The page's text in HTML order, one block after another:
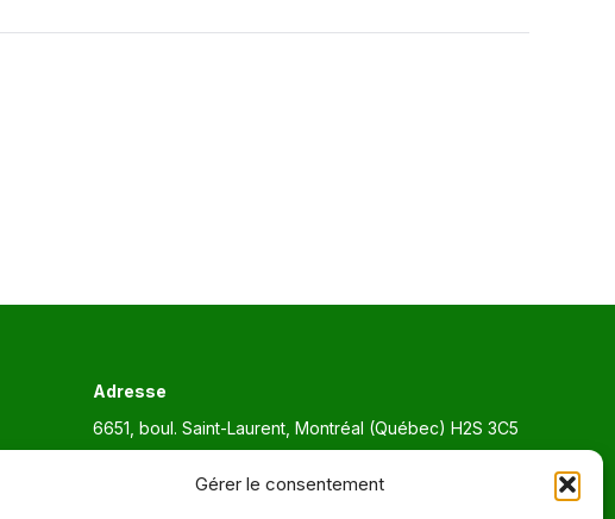
Gérer le consentement
Adresse
6651, boul. Saint-Laurent, Montréal (Québec) H2S 3C5
Heures d'ouvertures